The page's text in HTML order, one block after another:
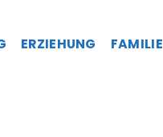
ERZIEHUNG FAMILIE